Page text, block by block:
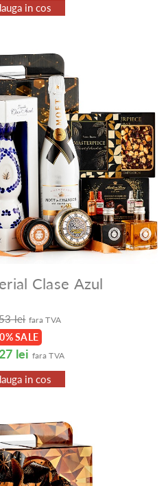
in cos
Clase Azul
lei fara TVA
SALE
lei fara TVA
in cos